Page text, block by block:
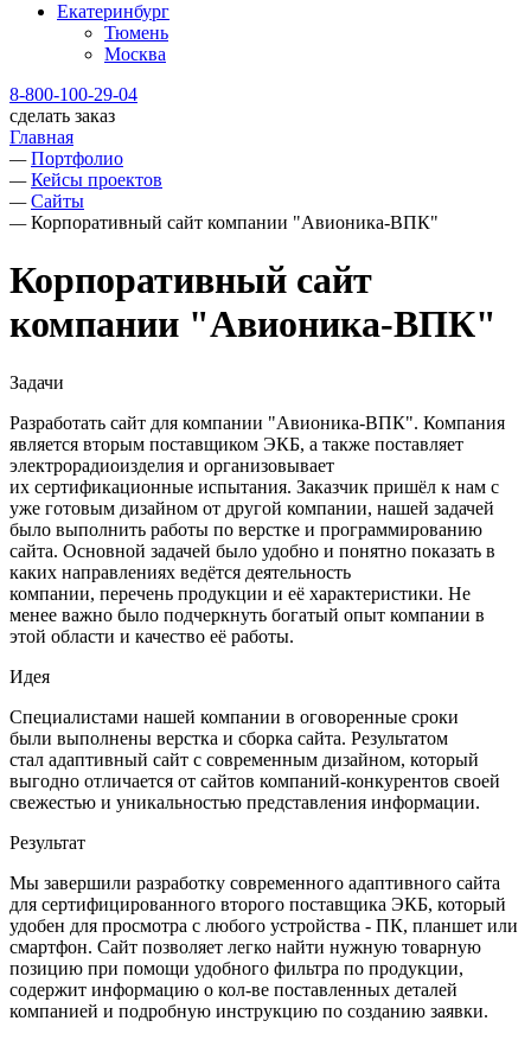
Екатеринбург
Тюмень
Москва
8-800-100-29-04
сделать заказ
Главная
— Портфолио
— Кейсы проектов
— Сайты
— Корпоративный сайт компании "Авионика-ВПК"
Корпоративный сайт
компании "Авионика-ВПК"
Задачи
Разработать сайт для компании "Авионика-ВПК". Компания
является вторым поставщиком ЭКБ, а также поставляет
электрорадиоизделия и организовывает
их сертификационные испытания. Заказчик пришёл к нам с
уже готовым дизайном от другой компании, нашей задачей
было выполнить работы по верстке и программированию
сайта. Основной задачей было удобно и понятно показать в
каких направлениях ведётся деятельность
компании, перечень продукции и её характеристики. Не
менее важно было подчеркнуть богатый опыт компании в
этой области и качество её работы.
Идея
Специалистами нашей компании в оговоренные сроки
были выполнены верстка и сборка сайта. Результатом
стал адаптивный сайт с современным дизайном, который
выгодно отличается от сайтов компаний-конкурентов своей
свежестью и уникальностью представления информации.
Результат
Мы завершили разработку современного адаптивного сайта
для сертифицированного второго поставщика ЭКБ, который
удобен для просмотра с любого устройства - ПК, планшет или
смартфон. Сайт позволяет легко найти нужную товарную
позицию при помощи удобного фильтра по продукции,
содержит информацию о кол-ве поставленных деталей
компанией и подробную инструкцию по созданию заявки.